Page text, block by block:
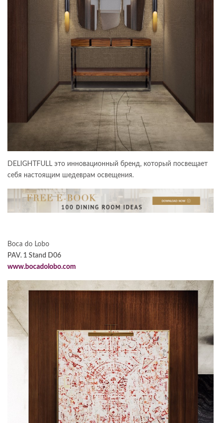
DELIGHTFULL это инновационный бренд, который посвещает
себя настоящим шедеврам освещения.
Boca do Lobo
PAV. 1 Stand D06
www.bocadolobo.com